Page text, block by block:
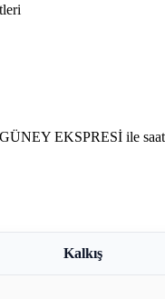
GÜNEY EKSPRESİ ile
Kalkış